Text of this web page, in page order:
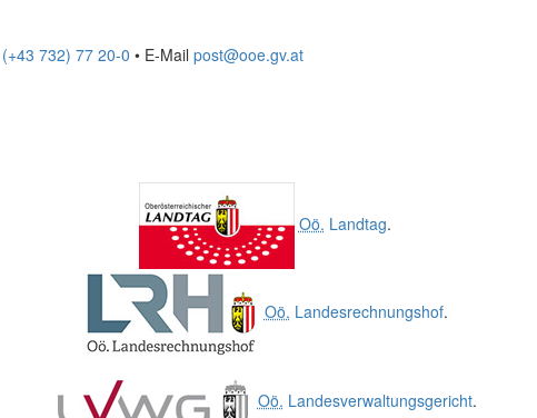
(+43 732) 77 20-0 • E-Mail post@ooe.gv.at
Oö. Landtag.
Oö. Landesrechnungshof.
Oö. Landesverwaltungsgericht.